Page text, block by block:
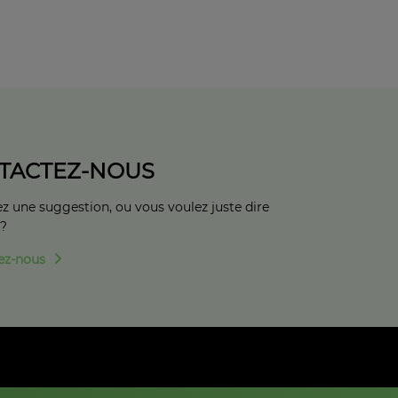
NOUS
une suggestion, ou vous voulez juste dire
nous